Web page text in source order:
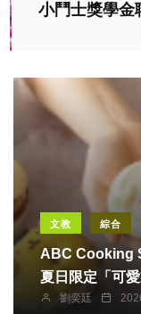
小鬥士獎學金
文教 綜合
ABC Cooking
夏日限定「可
劉奕廷